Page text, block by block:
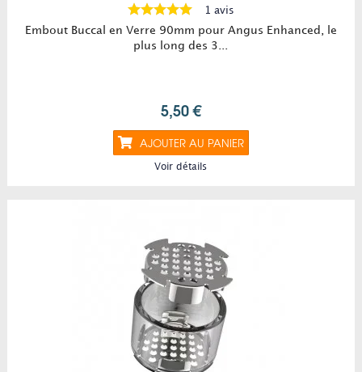
1 avis
Embout Buccal en Verre 90mm pour Angus Enhanced, le
plus long des 3...
5,50 €
AJOUTER AU PANIER
Voir détails